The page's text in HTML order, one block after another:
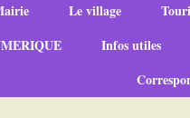
Le village
Infos utiles